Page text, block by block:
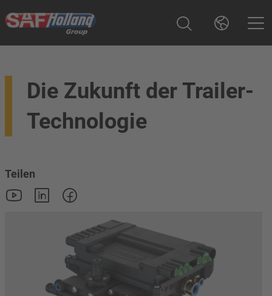
Die Zukunft der Trailer-
Technologie
Teilen